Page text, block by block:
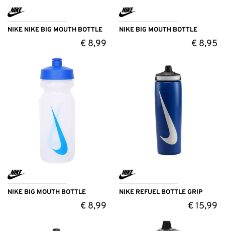
NIKE NIKE BIG MOUTH BOTTLE
€8,99
NIKE BIG MOUTH BOTTLE
€ 8,95
NIKE BIG MOUTH BOTTLE
€8,99
NIKE REFUEL BOTTLE GRIP
€15,99